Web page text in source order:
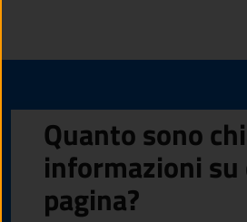
Quanto sono
informazioni su
pagina?